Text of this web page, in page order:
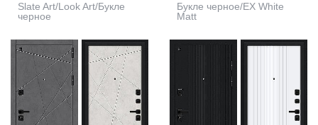
Slate Art/Look Art/Букле
черное
Букле черное/EX White
Matt